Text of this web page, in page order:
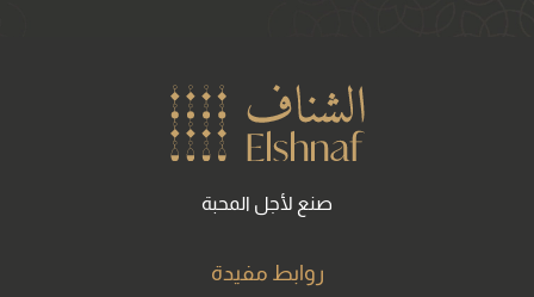
صنع لأجل المحبة
روابط مفيدة